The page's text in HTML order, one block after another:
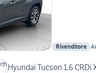
Rivenditore
Hyundai Tucson 1.6 CRDi